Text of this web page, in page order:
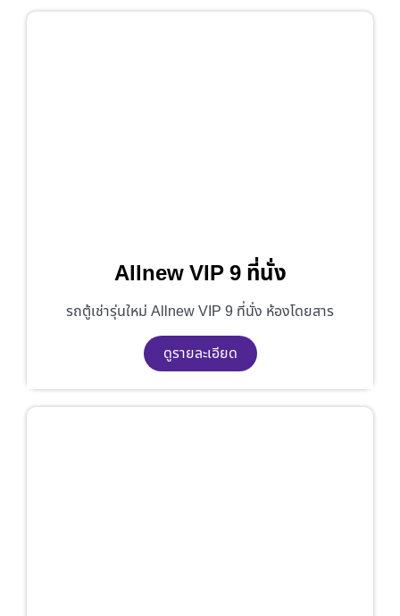
Allnew VIP 9 ที่นั่ง
รถตู้เช่ารุ่นใหม่ Allnew VIP 9 ที่นั่ง ห้องโดยสาร
ดูรายละเอียด